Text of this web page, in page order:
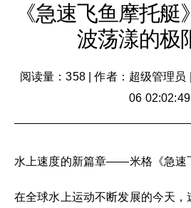
《急速飞鱼摩托
波荡漾的极
阅读量：358|作者：超级管理员
06 02:02:49
水上速度的新篇章——米格《急速
在全球水上运动不断发展的今天